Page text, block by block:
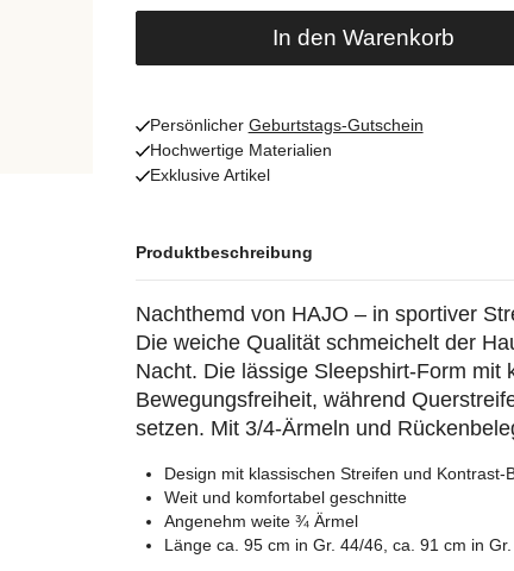
In den Warenkorb
Persönlicher Geburtstags-Gutschein
Hochwertige Materialien
Exklusive Artikel
Produktbeschreibung
Nachthemd von HAJO – in sportiver
Die weiche Qualität schmeichelt der
Nacht. Die lässige Sleepshirt-Form mit
Bewegungsfreiheit, während
setzen. Mit 3/4-Ärmeln und
Design mit klassischen Streifen und Kontrast-
Weit und komfortabel geschnitte
Angenehm weite ¾ Ärmel
Länge ca. 95 cm in Gr. 44/46, ca. 91 cm in Gr.